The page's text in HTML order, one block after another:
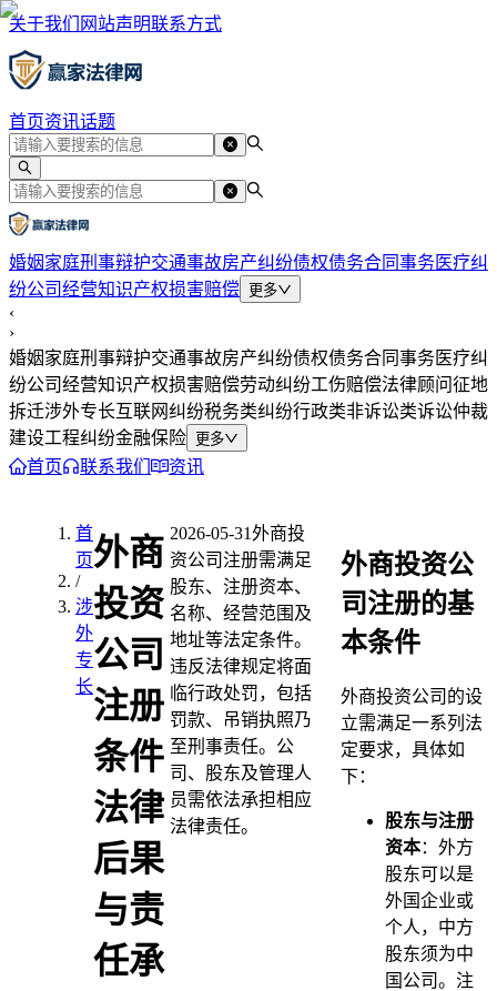
关于我们 网站声明联系方式
首页资讯话题
婚姻家庭刑事辩护交通事故房产纠纷债权债务合同事务医疗纠
纷公司经营知识产权损害赔偿 更多
‹
›
婚姻家庭刑事辩护交通事故房产纠纷债权债务合同事务医疗纠
纷公司经营知识产权损害赔偿劳动纠纷工伤赔偿法律顾问征地
拆迁涉外专长互联网纠纷税务类纠纷行政类非诉讼类诉讼仲裁
建设工程纠纷金融保险 更多
首页 联系我们 资讯
首
页
/
涉
外
专
长
外商
投资
公司
注册
条件
法律
后果
与责
任承
2026-05-31外商投
资公司注册需满足
股东、注册资本、
名称、经营范围及
地址等法定条件。
违反法律规定将面
临行政处罚，包括
罚款、吊销执照乃
至刑事责任。公
司、股东及管理人
员需依法承担相应
法律责任。
外商投资公
司注册的基
本条件
外商投资公司的设
立需满足一系列法
定要求，具体如
下：
股东与注册
资本：外方
股东可以是
外国企业或
个人，中方
股东须为中
国公司。注